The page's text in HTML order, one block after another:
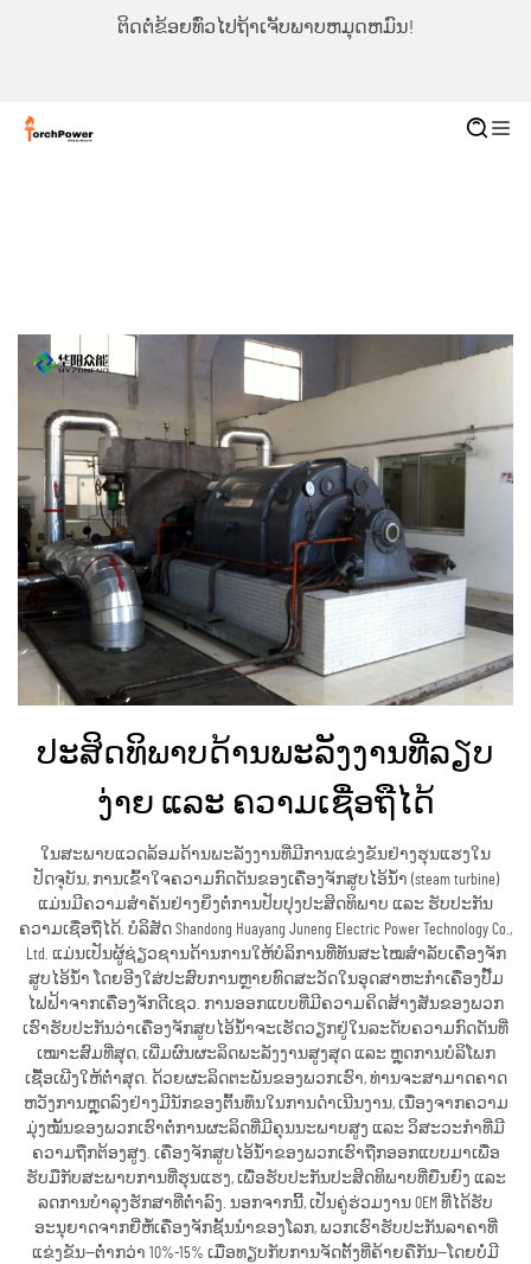
ຕິດຕໍ່ຂ້ອຍທົ່ວໄປຖ້າເຈັບພາບຫມຸດຫມົນ!
ປະສິດທິພາບດ້ານພະລັງງານທີ່ລຽບ
ງ່າຍ ແລະ ຄວາມເຊື່ອຖືໄດ້
ໃນສະພາບແວດລ້ອມດ້ານພະລັງງານທີ່ມີການແຂ່ງຂັນຢ່າງຮຸນແຮງໃນ
ປັດຈຸບັນ, ການເຂົ້າໃຈຄວາມກົດດັນຂອງເຄື່ອງຈັກສູບໄອ້ນ້ຳ (steam turbine)
ແມ່ນມີຄວາມສຳຄັນຢ່າງຍິ່ງຕໍ່ການປັບປຸງປະສິດທິພາບ ແລະ ຮັບປະກັນ
ຄວາມເຊື່ອຖືໄດ້. ບໍລິສັດ Shandong Huayang Juneng Electric Power Technology Co.,
Ltd. ແມ່ນເປັນຜູ້ຊ່ຽວຊານດ້ານການໃຫ້ບໍລິການທີ່ທັນສະໄໝສຳລັບເຄື່ອງຈັກ
ສູບໄອ້ນ້ຳ ໂດຍອີງໃສ່ປະສົບການຫຼາຍທົດສະວັດໃນອຸດສາຫະກຳເຄື່ອງປັ໊ມ
ໄຟຟ້າຈາກເຄື່ອງຈັກດີເຊວ. ການອອກແບບທີ່ມີຄວາມຄິດສ້າງສັນຂອງພວກ
ເຮົາຮັບປະກັນວ່າເຄື່ອງຈັກສູບໄອ້ນ້ຳຈະເຮັດວຽກຢູ່ໃນລະດັບຄວາມກົດດັນທີ່
ເໝາະສົມທີ່ສຸດ, ເພີ່ມຜົນຜະລິດພະລັງງານສູງສຸດ ແລະ ຫຼຸດການບໍລິໂພກ
ເຊື້ອເພີງໃຫ້ຕ່ຳສຸດ. ດ້ວຍຜະລິດຕະພັນຂອງພວກເຮົາ, ທ່ານຈະສາມາດຄາດ
ຫວັງການຫຼຸດລົງຢ່າງມີນັກຂອງຕົ້ນທຶນໃນການດຳເນີນງານ, ເນື່ອງຈາກຄວາມ
ມຸ່ງໝັ້ນຂອງພວກເຮົາຕໍ່ການຜະລິດທີ່ມີຄຸນນະພາບສູງ ແລະ ວິສະວະກຳທີ່ມີ
ຄວາມຖືກຕ້ອງສູງ. ເຄື່ອງຈັກສູບໄອ້ນ້ຳຂອງພວກເຮົາຖືກອອກແບບມາເພື່ອ
ຮັບມືກັບສະພາບການທີ່ຮຸນແຮງ, ເພື່ອຮັບປະກັນປະສິດທິພາບທີ່ຍືນຍົງ ແລະ
ລດການບໍາລຸງຮັກສາທີ່ຕ່ຳລົງ. ນອກຈາກນີ້, ເປັນຄູ່ຮ່ວມງານ OEM ທີ່ໄດ້ຮັບ
ອະນຸຍາດຈາກຍີ່ຫໍ້ເຄື່ອງຈັກຊັ້ນນຳຂອງໂລກ, ພວກເຮົາຮັບປະກັນລາຄາທີ່
ແຂ່ງຂັນ—ຕ່ຳກວ່າ 10%-15% ເມື່ອທຽບກັບການຈັດຕັ້ງທີ່ຄ້າຍຄືກັນ—ໂດຍບໍ່ມີ